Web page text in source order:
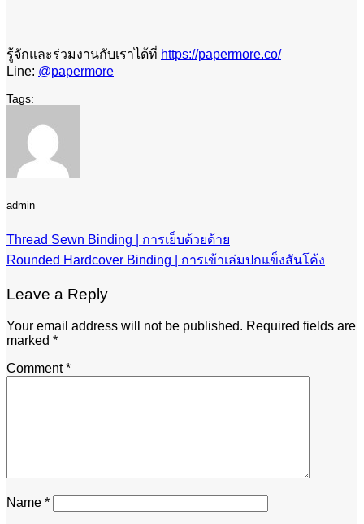
รู้จักและร่วมงานกับเราได้ที่ https://papermore.co/
Line: @papermore
admin
Thread Sewn Binding | การเย็บด้วยด้าย
Rounded Hardcover Binding | การเข้าเล่มปกแข็งสันโค้ง
Leave a Reply
Your email address will not be published. Required fields are
marked *
Comment*
Name *